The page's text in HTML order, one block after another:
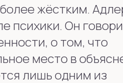
жёстким.
психики. Он
о том, что
место в
лишь одним из